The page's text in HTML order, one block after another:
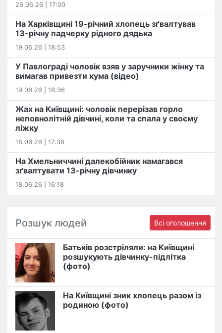
26.06.26 | 17:00
На Харківщині 19-річний хлопець​ ️зґвалтував
13-річну падчерку рідного дядька
19.06.26 | 18:53
У Павлограді чоловік взяв у заручники жінку та
вимагав привезти кума (відео)
19.06.26 | 18:36
Жах на Київщині: чоловік перерізав горло
неповнолітній дівчині, коли та спала у своєму
ліжку
18.06.26 | 17:38
На Хмельниччині далекобійник намагався
зґвалтувати 13-річну дівчинку
18.06.26 | 16:18
Розшук людей Всі оголошення
Батьків розстріляли: на Київщині
розшукують дівчинку-підлітка
(фото)
На Київщині зник хлопець разом із
родиною (фото)